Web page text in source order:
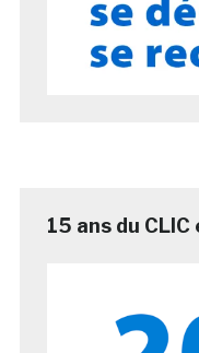
15 ans du